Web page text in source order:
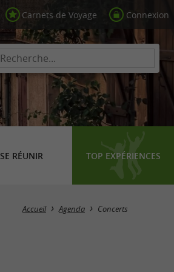
Carnets de Voyage Connexion
SE RÉUNIR TOP EXPÉRIENCES
Masquer la carte
Accueil Agenda Concerts